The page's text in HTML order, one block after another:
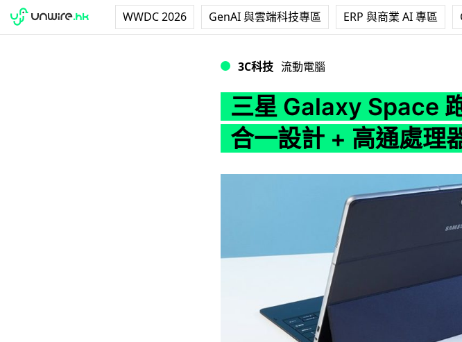
WWDC 2026 GenAI 與雲端科技專區 ERP 與商業 AI 專區
3C科技 流動電腦
三星 Galaxy Space
合一設計 + 高通處理